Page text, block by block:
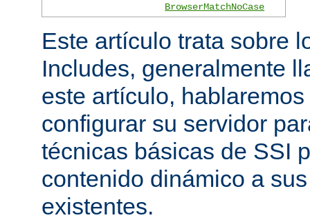
BrowserMatchNoCase
Este artículo trata sobre
Includes, generalmente
este artículo,
configurar su servidor
técnicas básicas de SSI
contenido dinámico a
existentes.